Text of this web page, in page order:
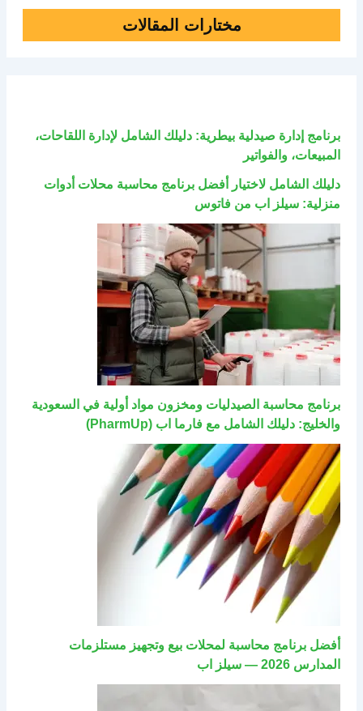
مختارات المقالات
برنامج إدارة صيدلية بيطرية: دليلك الشامل لإدارة اللقاحات،
المبيعات، والفواتير
دليلك الشامل لاختيار أفضل برنامج محاسبة محلات أدوات
منزلية: سيلز اب من فاتوس
برنامج محاسبة الصيدليات ومخزون مواد أولية في السعودية
والخليج: دليلك الشامل مع فارما اب (PharmUp)
أفضل برنامج محاسبة لمحلات بيع وتجهيز مستلزمات
المدارس 2026 — سيلز اب